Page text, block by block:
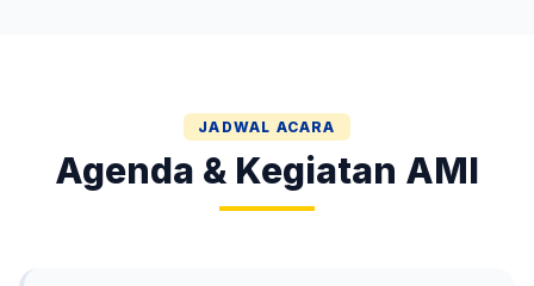
JADWAL ACARA
Agenda & Kegiatan AMI